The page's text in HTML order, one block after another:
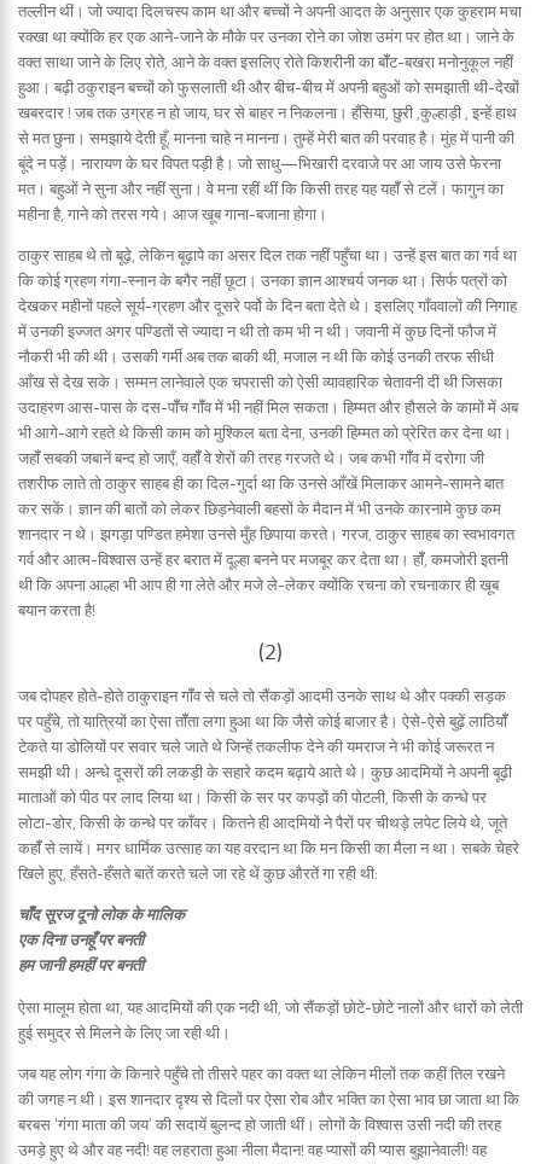
तल्लीन थीं। जो ज्यादा दिलचस्प काम था और बच्चों ने अपनी आदत के अनुसार एक कुहराम मचा
रक्खा था क्योंकि हर एक आने-जाने के मौके पर उनका रोने का जोश उमंग पर होत था। जाने के
वक्त साथा जाने के लिए रोते, आने के वक्त इसलिए रोते किशरीनी का बॉँट-बखरा मनोनुकूल नहीं
हुआ। बढ़ी ठकुराइन बच्चों को फुसलाती थी और बीच-बीच में अपनी बहुओं को समझाती थी-देखों
खबरदार ! जब तक उग्रह न हो जाय, घर से बाहर न निकलना। हँसिया, छुरी ,कुल्हाड़ी , इन्हें हाथ
से मत छुना। समझाये देती हूँ, मानना चाहे न मानना। तुम्हें मेरी बात की परवाह है। मुंह में पानी की
बूंदे न पड़ें। नारायण के घर विपत पड़ी है। जो साधु—भिखारी दरवाजे पर आ जाय उसे फेरना
मत। बहुओं ने सुना और नहीं सुना। वे मना रहीं थीं कि किसी तरह यह यहॉँ से टलें। फागुन का
महीना है, गाने को तरस गये। आज खूब गाना-बजाना होगा।
ठाकुर साहब थे तो बूढ़े, लेकिन बूढ़ापे का असर दिल तक नहीं पहुँचा था। उन्हें इस बात का गर्व था
कि कोई ग्रहण गंगा-स्नान के बगैर नहीं छूटा। उनका ज्ञान आश्चर्य जनक था। सिर्फ पत्रों को
देखकर महीनों पहले सूर्य-ग्रहण और दूसरे पर्वो के दिन बता देते थे। इसलिए गाँववालों की निगाह
में उनकी इज्जत अगर पण्डितों से ज्यादा न थी तो कम भी न थी। जवानी में कुछ दिनों फौज में
नौकरी भी की थी। उसकी गर्मी अब तक बाकी थी, मजाल न थी कि कोई उनकी तरफ सीधी
आँख से देख सके। सम्मन लानेवाले एक चपरासी को ऐसी व्यावहारिक चेतावनी दी थी जिसका
उदाहरण आस-पास के दस-पॉँच गॉँव में भी नहीं मिल सकता। हिम्मत और हौसले के कामों में अब
भी आगे-आगे रहते थे किसी काम को मुश्किल बता देना, उनकी हिम्मत को प्रेरित कर देना था।
जहॉँ सबकी जबानें बन्द हो जाएँ, वहॉँ वे शेरों की तरह गरजते थे। जब कभी गॉँव में दरोगा जी
तशरीफ लाते तो ठाकुर साहब ही का दिल-गुर्दा था कि उनसे आँखें मिलाकर आमने-सामने बात
कर सकें। ज्ञान की बातों को लेकर छिड़नेवाली बहसों के मैदान में भी उनके कारनामे कुछ कम
शानदार न थे। झगड़ा पण्डित हमेशा उनसे मुँह छिपाया करते। गरज, ठाकुर साहब का स्वभावगत
गर्व और आत्म-विश्वास उन्हें हर बरात में दूल्हा बनने पर मजबूर कर देता था। हॉँ, कमजोरी इतनी
थी कि अपना आल्हा भी आप ही गा लेते और मजे ले-लेकर क्योंकि रचना को रचनाकार ही खूब
बयान करता है!
(2)
जब दोपहर होते-होते ठाकुराइन गॉँव से चले तो सैंकड़ों आदमी उनके साथ थे और पक्की सड़क
पर पहुँचे, तो यात्रियों का ऐसा तॉँता लगा हुआ था कि जैसे कोई बाजार है। ऐसे-ऐसे बुढ़ें लाठियॉँ
टेकते या डोलियों पर सवार चले जाते थे जिन्हें तकलीफ देने की यमराज ने भी कोई जरूरत न
समझी थी। अन्धे दूसरों की लकड़ी के सहारे कदम बढ़ाये आते थे। कुछ आदमियों ने अपनी बूढ़ी
माताओं को पीठ पर लाद लिया था। किसी के सर पर कपड़ों की पोटली, किसी के कन्धे पर
लोटा-डोर, किसी के कन्धे पर काँवर। कितने ही आदमियों ने पैरों पर चीथड़े लपेट लिये थे, जूते
कहॉँ से लायें। मगर धार्मिक उत्साह का यह वरदान था कि मन किसी का मैला न था। सबके चेहरे
खिले हुए, हँसते-हँसते बातें करते चले जा रहे थें कुछ औरतें गा रही थी:
चॉँद सूरज दूनो लोक के मालिक
एक दिना उनहूँ पर बनती
हम जानी हमहीं पर बनती
ऐसा मालूम होता था, यह आदमियों की एक नदी थी, जो सैंकड़ों छोटे-छोटे नालों और धारों को लेती
हुई समुद्र से मिलने के लिए जा रही थी।
जब यह लोग गंगा के किनारे पहुँचे तो तीसरे पहर का वक्त था लेकिन मीलों तक कहीं तिल रखने
की जगह न थी। इस शानदार दृश्य से दिलों पर ऐसा रोब और भक्ति का ऐसा भाव छा जाता था कि
बरबस ‘गंगा माता की जय’ की सदायें बुलन्द हो जाती थीं। लोगों के विश्वास उसी नदी की तरह
उमड़े हुए थे और वह नदी! वह लहराता हुआ नीला मैदान! वह प्यासों की प्यास बुझानेवाली! वह